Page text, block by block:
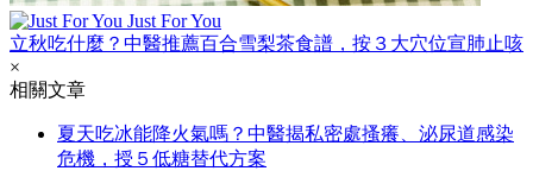
Just For You
立秋吃什麼？中醫推薦百合雪梨茶食譜，按３大穴位宣肺止咳
×
相關文章
夏天吃冰能降火氣嗎？中醫揭私密處搔癢、泌尿道感染
危機，授５低糖替代方案